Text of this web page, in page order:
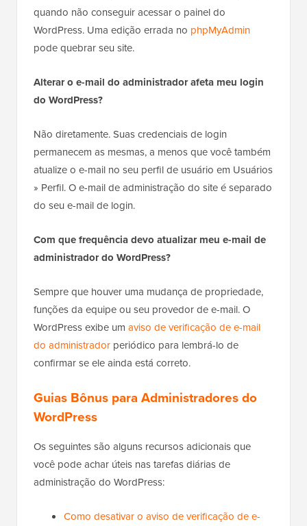
quando não conseguir acessar o painel do
WordPress. Uma edição errada no phpMyAdmin
pode quebrar seu site.
Alterar o e-mail do administrador afeta meu login
do WordPress?
Não diretamente. Suas credenciais de login
permanecem as mesmas, a menos que você também
atualize o e-mail no seu perfil de usuário em Usuários
» Perfil. O e-mail de administração do site é separado
do seu e-mail de login.
Com que frequência devo atualizar meu e-mail de
administrador do WordPress?
Sempre que houver uma mudança de propriedade,
funções da equipe ou seu provedor de e-mail. O
WordPress exibe um aviso de verificação de e-mail
do administrador periódico para lembrá-lo de
confirmar se ele ainda está correto.
Guias Bônus para Administradores do
WordPress
Os seguintes são alguns recursos adicionais que
você pode achar úteis nas tarefas diárias de
administração do WordPress:
Como desativar o aviso de verificação de e-